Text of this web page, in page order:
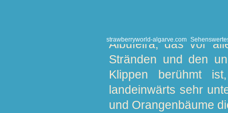
Albufeira, das vor
Stränden und den
Klippen berühmt
landeinwärts sehr
und Orangenbäume
strawberryworld-algarve.com